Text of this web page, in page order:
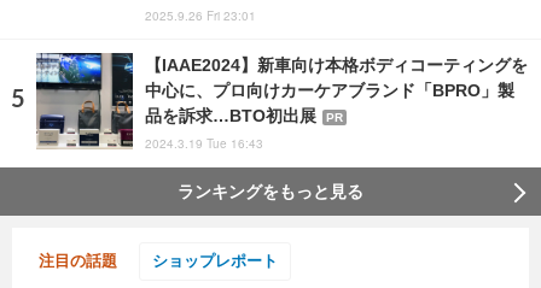
2025.9.26 Fri 23:01
【IAAE2024】新車向け本格ボディコーティングを
中心に、プロ向けカーケアブランド「BPRO」製
品を訴求…BTO初出展
PR
2024.3.19 Tue 16:43
ランキングをもっと見る
注目の話題 ショップレポート